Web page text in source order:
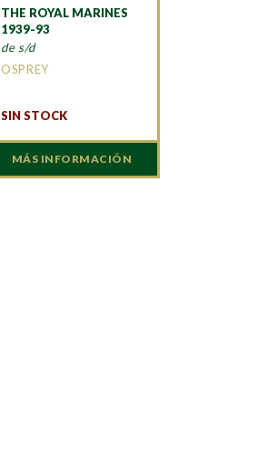
THE ROYAL MARINES
1939-93
de s/d
OSPREY
SIN STOCK
MÁS INFORMACIÓN